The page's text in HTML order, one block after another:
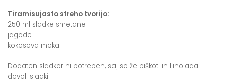
Tiramisujasto streho tvorijo:
250 ml sladke smetane
jagode
kokosova moka
Dodaten sladkor ni potreben, saj so že piškoti in Linolada
dovolj sladki.